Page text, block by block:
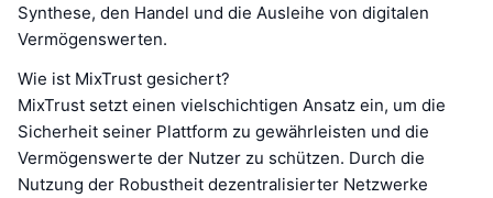
Synthese, den Handel und die Ausleihe von digitalen
Vermögenswerten.
Wie ist MixTrust gesichert?
MixTrust setzt einen vielschichtigen Ansatz ein, um die
Sicherheit seiner Plattform zu gewährleisten und die
Vermögenswerte der Nutzer zu schützen. Durch die
Nutzung der Robustheit dezentralisierter Netzwerke